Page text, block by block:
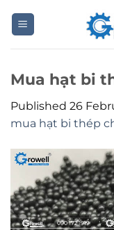
Mua hạt bi
Published 26
mua hạt bi thép